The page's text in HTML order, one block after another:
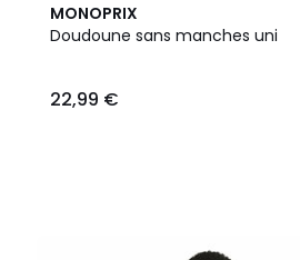
MONOPRIX
Doudoune sans manches uni
22,99 €